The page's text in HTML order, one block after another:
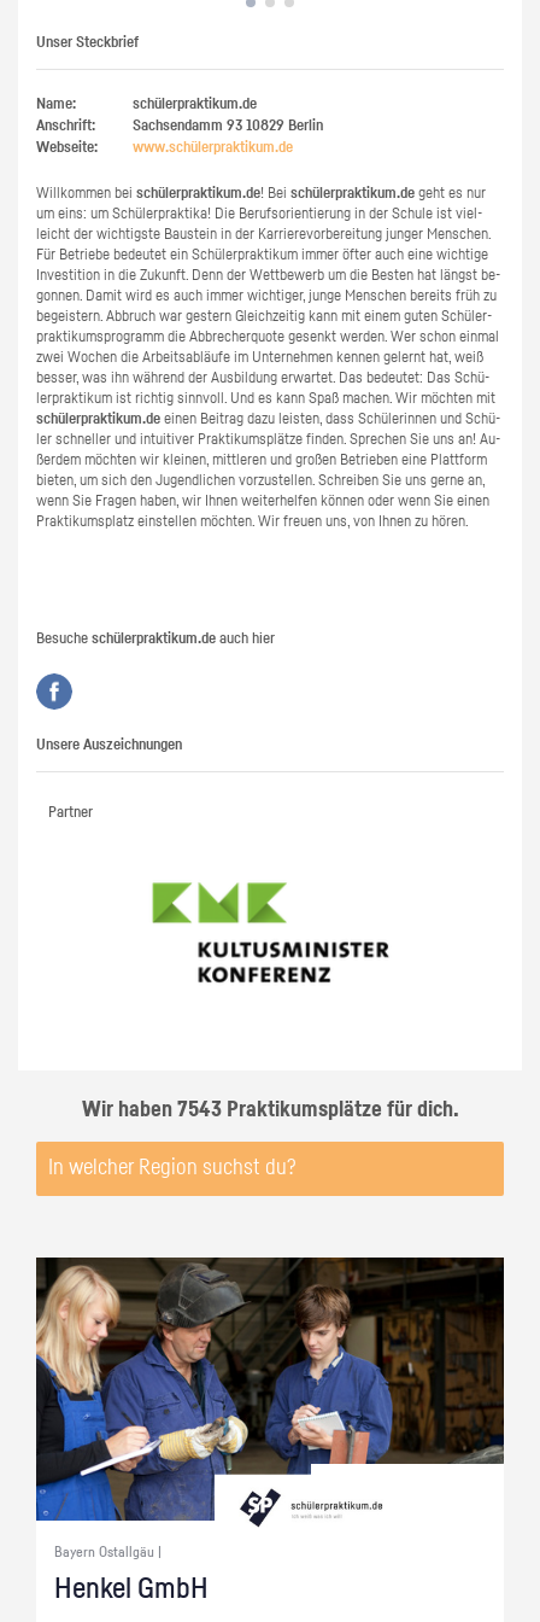
Unser Steckbrief
Name:
schülerpraktikum.de
Anschrift:
Sachsendamm 93 10829 Berlin
Webseite:
www.​schüler​prak​tiku​m.​de
Will­kom­men bei schü­ler­prak­ti­kum.de! Bei schü­ler­prak­ti­kum.de geht es nur
um eins: um Schü­ler­prak­ti­ka! Die Be­rufs­ori­en­tie­rung in der Schu­le ist viel­
leicht der wich­tigs­te Bau­stein in der Kar­rie­re­vor­be­rei­tung jun­ger Men­schen.
Für Be­trie­be be­deu­tet ein Schü­ler­prak­ti­kum immer öfter auch eine wich­ti­ge
In­ves­ti­ti­on in die Zu­kunft. Denn der Wett­be­werb um die Bes­ten hat längst be­
gon­nen. Damit wird es auch immer wich­ti­ger, junge Men­schen be­reits früh zu
be­geis­tern. Ab­bruch war ges­tern Gleich­zei­tig kann mit einem guten Schü­ler­
prak­ti­kums­pro­gramm die Ab­bre­cher­quo­te ge­senkt wer­den. Wer schon ein­mal
zwei Wo­chen die Ar­beits­ab­läu­fe im Un­ter­neh­men ken­nen ge­lernt hat, weiß
bes­ser, was ihn wäh­rend der Aus­bil­dung er­war­tet. Das be­deu­tet: Das Schü­
ler­prak­ti­kum ist rich­tig sinn­voll. Und es kann Spaß ma­chen. Wir möch­ten mit
schü­ler­prak­ti­kum.de einen Bei­trag dazu leis­ten, dass Schü­le­rin­nen und Schü­
ler schnel­ler und in­tui­ti­ver Prak­ti­kums­plät­ze fin­den. Spre­chen Sie uns an! Au­
ßer­dem möch­ten wir klei­nen, mitt­le­ren und gro­ßen Be­trie­ben eine Platt­form
bie­ten, um sich den Ju­gend­li­chen vor­zu­stel­len. Schrei­ben Sie uns gerne an,
wenn Sie Fra­gen haben, wir Ihnen wei­ter­hel­fen kön­nen oder wenn Sie einen
Prak­ti­kums­platz ein­stel­len möch­ten. Wir freu­en uns, von Ihnen zu hören.
Besuche schülerpraktikum.de auch hier
Unsere Auszeichnungen
Partner
Wir haben 7543 Praktikumsplätze für dich.
Bayern Ostallgäu |
Hen­kel GmbH